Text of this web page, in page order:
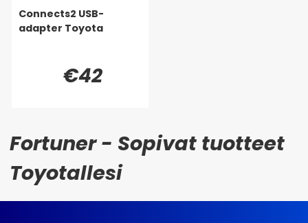
Connects2 USB-
adapter Toyota
€42
Fortuner - Sopivat tuotteet
Toyotallesi